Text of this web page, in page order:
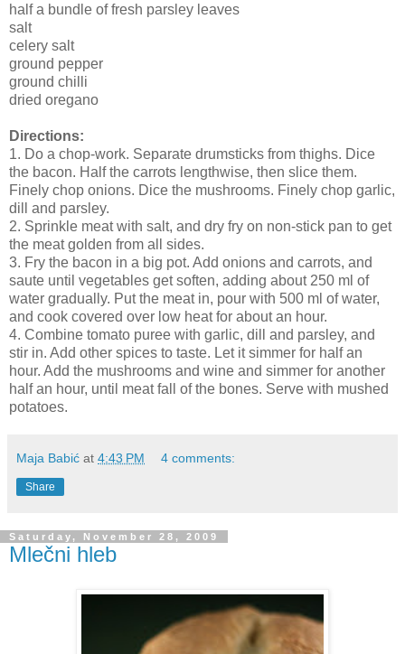
half a bundle of fresh parsley leaves
salt
celery salt
ground pepper
ground chilli
dried oregano
Directions:
1. Do a chop-work. Separate drumsticks from thighs. Dice
the bacon. Half the carrots lengthwise, then slice them.
Finely chop onions. Dice the mushrooms. Finely chop garlic,
dill and parsley.
2. Sprinkle meat with salt, and dry fry on non-stick pan to get
the meat golden from all sides.
3. Fry the bacon in a big pot. Add onions and carrots, and
saute until vegetables get soften, adding about 250 ml of
water gradually. Put the meat in, pour with 500 ml of water,
and cook covered over low heat for about an hour.
4. Combine tomato puree with garlic, dill and parsley, and
stir in. Add other spices to taste. Let it simmer for half an
hour. Add the mushrooms and wine and simmer for another
half an hour, until meat fall of the bones. Serve with mushed
potatoes.
Maja Babić at 4:43 PM 4 comments:
Share
Saturday, November 28, 2009
Mlečni hleb